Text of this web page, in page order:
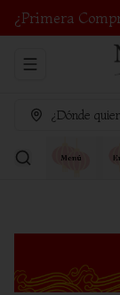
¿Primera
Abrir menu de
¿Dónde